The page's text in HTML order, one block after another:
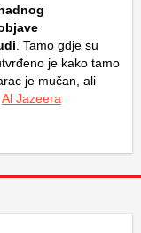
. Tamo gdje su
je kako tamo
je mučan, ali
Al Jazeera